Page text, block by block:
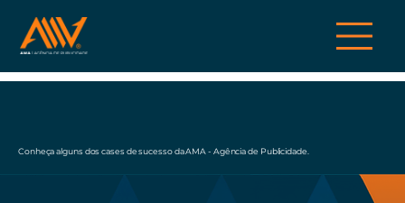
Conheça alguns dos cases de sucesso da AMA - Agência de Publicidade.